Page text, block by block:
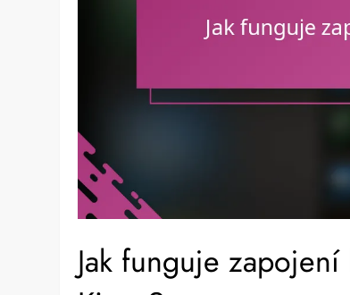
Jak funguje